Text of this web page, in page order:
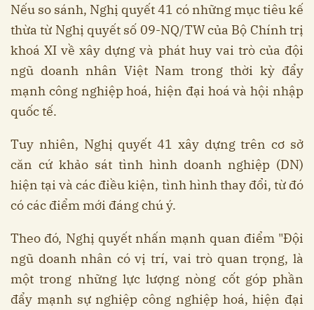
Nếu so sánh, Nghị quyết 41 có những mục tiêu kế
thừa từ Nghị quyết số 09-NQ/TW của Bộ Chính trị
khoá XI về xây dựng và phát huy vai trò của đội
ngũ doanh nhân Việt Nam trong thời kỳ đẩy
mạnh công nghiệp hoá, hiện đại hoá và hội nhập
quốc tế.
Tuy nhiên, Nghị quyết 41 xây dựng trên cơ sở
căn cứ khảo sát tình hình doanh nghiệp (DN)
hiện tại và các điều kiện, tình hình thay đổi, từ đó
có các điểm mới đáng chú ý.
Theo đó, Nghị quyết nhấn mạnh quan điểm "Đội
ngũ doanh nhân có vị trí, vai trò quan trọng, là
một trong những lực lượng nòng cốt góp phần
đẩy mạnh sự nghiệp công nghiệp hoá, hiện đại